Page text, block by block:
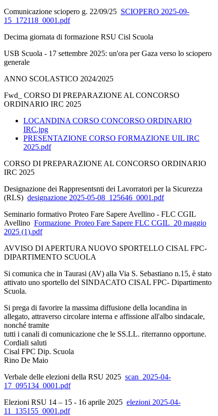
Comunicazione sciopero g. 22/09/25 SCIOPERO 2025-09-
15_172118_0001.pdf
Decima giornata di formazione RSU Cisl Scuola
USB Scuola - 17 settembre 2025: un'ora per Gaza verso lo sciopero
generale
ANNO SCOLASTICO 2024/2025
Fwd_ CORSO DI PREPARAZIONE AL CONCORSO
ORDINARIO IRC 2025
LOCANDINA CORSO CONCORSO ORDINARIO
IRC.jpg
PRESENTAZIONE CORSO FORMAZIONE UIL IRC
2025.pdf
CORSO DI PREPARAZIONE AL CONCORSO ORDINARIO
IRC 2025
Designazione dei Rappresentsnti dei Lavorratori per la Sicurezza
(RLS) designazione 2025-05-08_125646_0001.pdf
Seminario formativo Proteo Fare Sapere Avellino - FLC CGIL
Avellino Formazione_Proteo Fare Sapere FLC CGIL_20 maggio
2025 (1).pdf
AVVISO DI APERTURA NUOVO SPORTELLO CISAL FPC-
DIPARTIMENTO SCUOLA
Si comunica che in Taurasi (AV) alla Via S. Sebastiano n.15, è stato
attivato uno sportello del SINDACATO CISAL FPC- Dipartimento
Scuola.
Si prega di favorire la massima diffusione della locandina in
allegato, attraverso circolare interna e affissione all'albo sindacale,
nonché tramite
tutti i canali di comunicazione che le SS.LL. riterranno opportune.
Cordiali saluti
Cisal FPC Dip. Scuola
Rino De Maio
Verbale delle elezioni della RSU 2025 scan_2025-04-
17_095134_0001.pdf
Elezioni RSU 14 – 15 - 16 aprile 2025 elezioni 2025-04-
11_135155_0001.pdf